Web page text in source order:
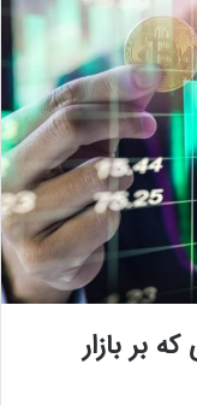
بر بازار